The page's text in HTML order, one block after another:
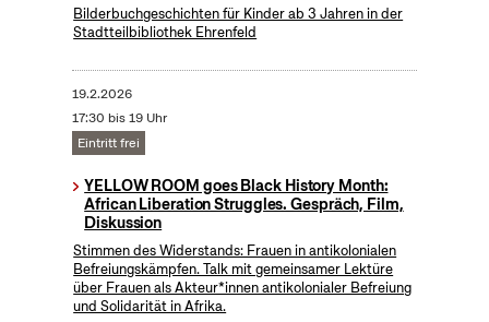
Bilderbuchgeschichten für Kinder ab 3 Jahren in der
Stadtteilbibliothek Ehrenfeld
19.2.2026
17:30 bis 19 Uhr
Eintritt frei
YELLOW ROOM goes Black History Month:
African Liberation Struggles. Gespräch, Film,
Diskussion
Stimmen des Widerstands: Frauen in antikolonialen
Befreiungskämpfen. Talk mit gemeinsamer Lektüre
über Frauen als Akteur*innen antikolonialer Befreiung
und Solidarität in Afrika.